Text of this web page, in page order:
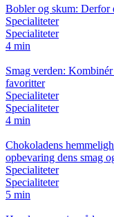
Bobler og skum: Derfor
Specialiteter
Specialiteter
4 min
Smag verden:
favoritter
Specialiteter
Specialiteter
4 min
Chokoladens
opbevaring dens smag
Specialiteter
Specialiteter
5 min